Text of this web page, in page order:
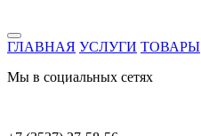
ГЛАВНАЯ УСЛУГИ ТОВАРЫ
Мы в социальных сетях